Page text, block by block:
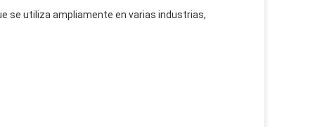
se utiliza ampliamente en varias industrias,